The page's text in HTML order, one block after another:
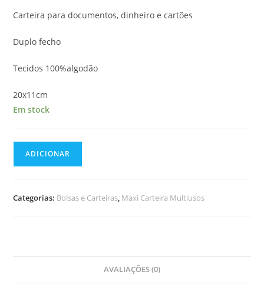
Carteira para documentos, dinheiro e cartões
Duplo fecho
Tecidos 100%algodão
20x11cm
Em stock
Carteira
ADICIONAR
Categorias: Bolsas e Carteiras, Maxi Carteira Multiusos
AVALIAÇÕES (0)